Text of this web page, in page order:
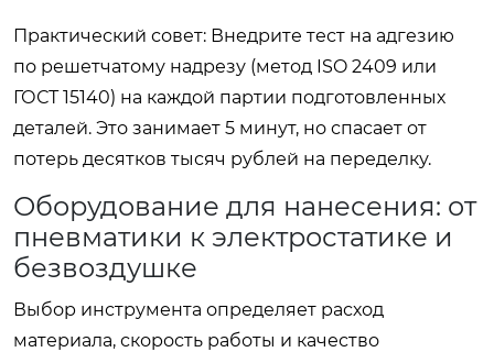
Практический совет: Внедрите тест на адгезию
по решетчатому надрезу (метод ISO 2409 или
ГОСТ 15140) на каждой партии подготовленных
деталей. Это занимает 5 минут, но спасает от
потерь десятков тысяч рублей на переделку.
Оборудование для нанесения: от
пневматики к электростатике и
безвоздушке
Выбор инструмента определяет расход
материала, скорость работы и качество